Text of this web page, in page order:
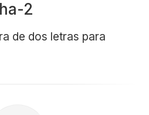
2
de dos letras para